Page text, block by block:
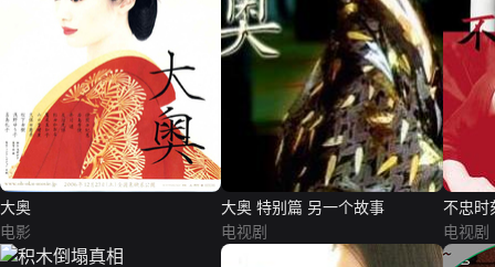
大奥
电影
大奥 特别篇 另一个故事
电视剧
不忠时
电视剧